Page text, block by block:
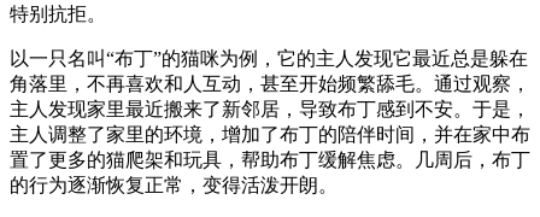
特别抗拒。
以一只名叫“布丁”的猫咪为例，它的主人发现它最近总是躲在
角落里，不再喜欢和人互动，甚至开始频繁舔毛。通过观察，
主人发现家里最近搬来了新邻居，导致布丁感到不安。于是，
主人调整了家里的环境，增加了布丁的陪伴时间，并在家中布
置了更多的猫爬架和玩具，帮助布丁缓解焦虑。几周后，布丁
的行为逐渐恢复正常，变得活泼开朗。